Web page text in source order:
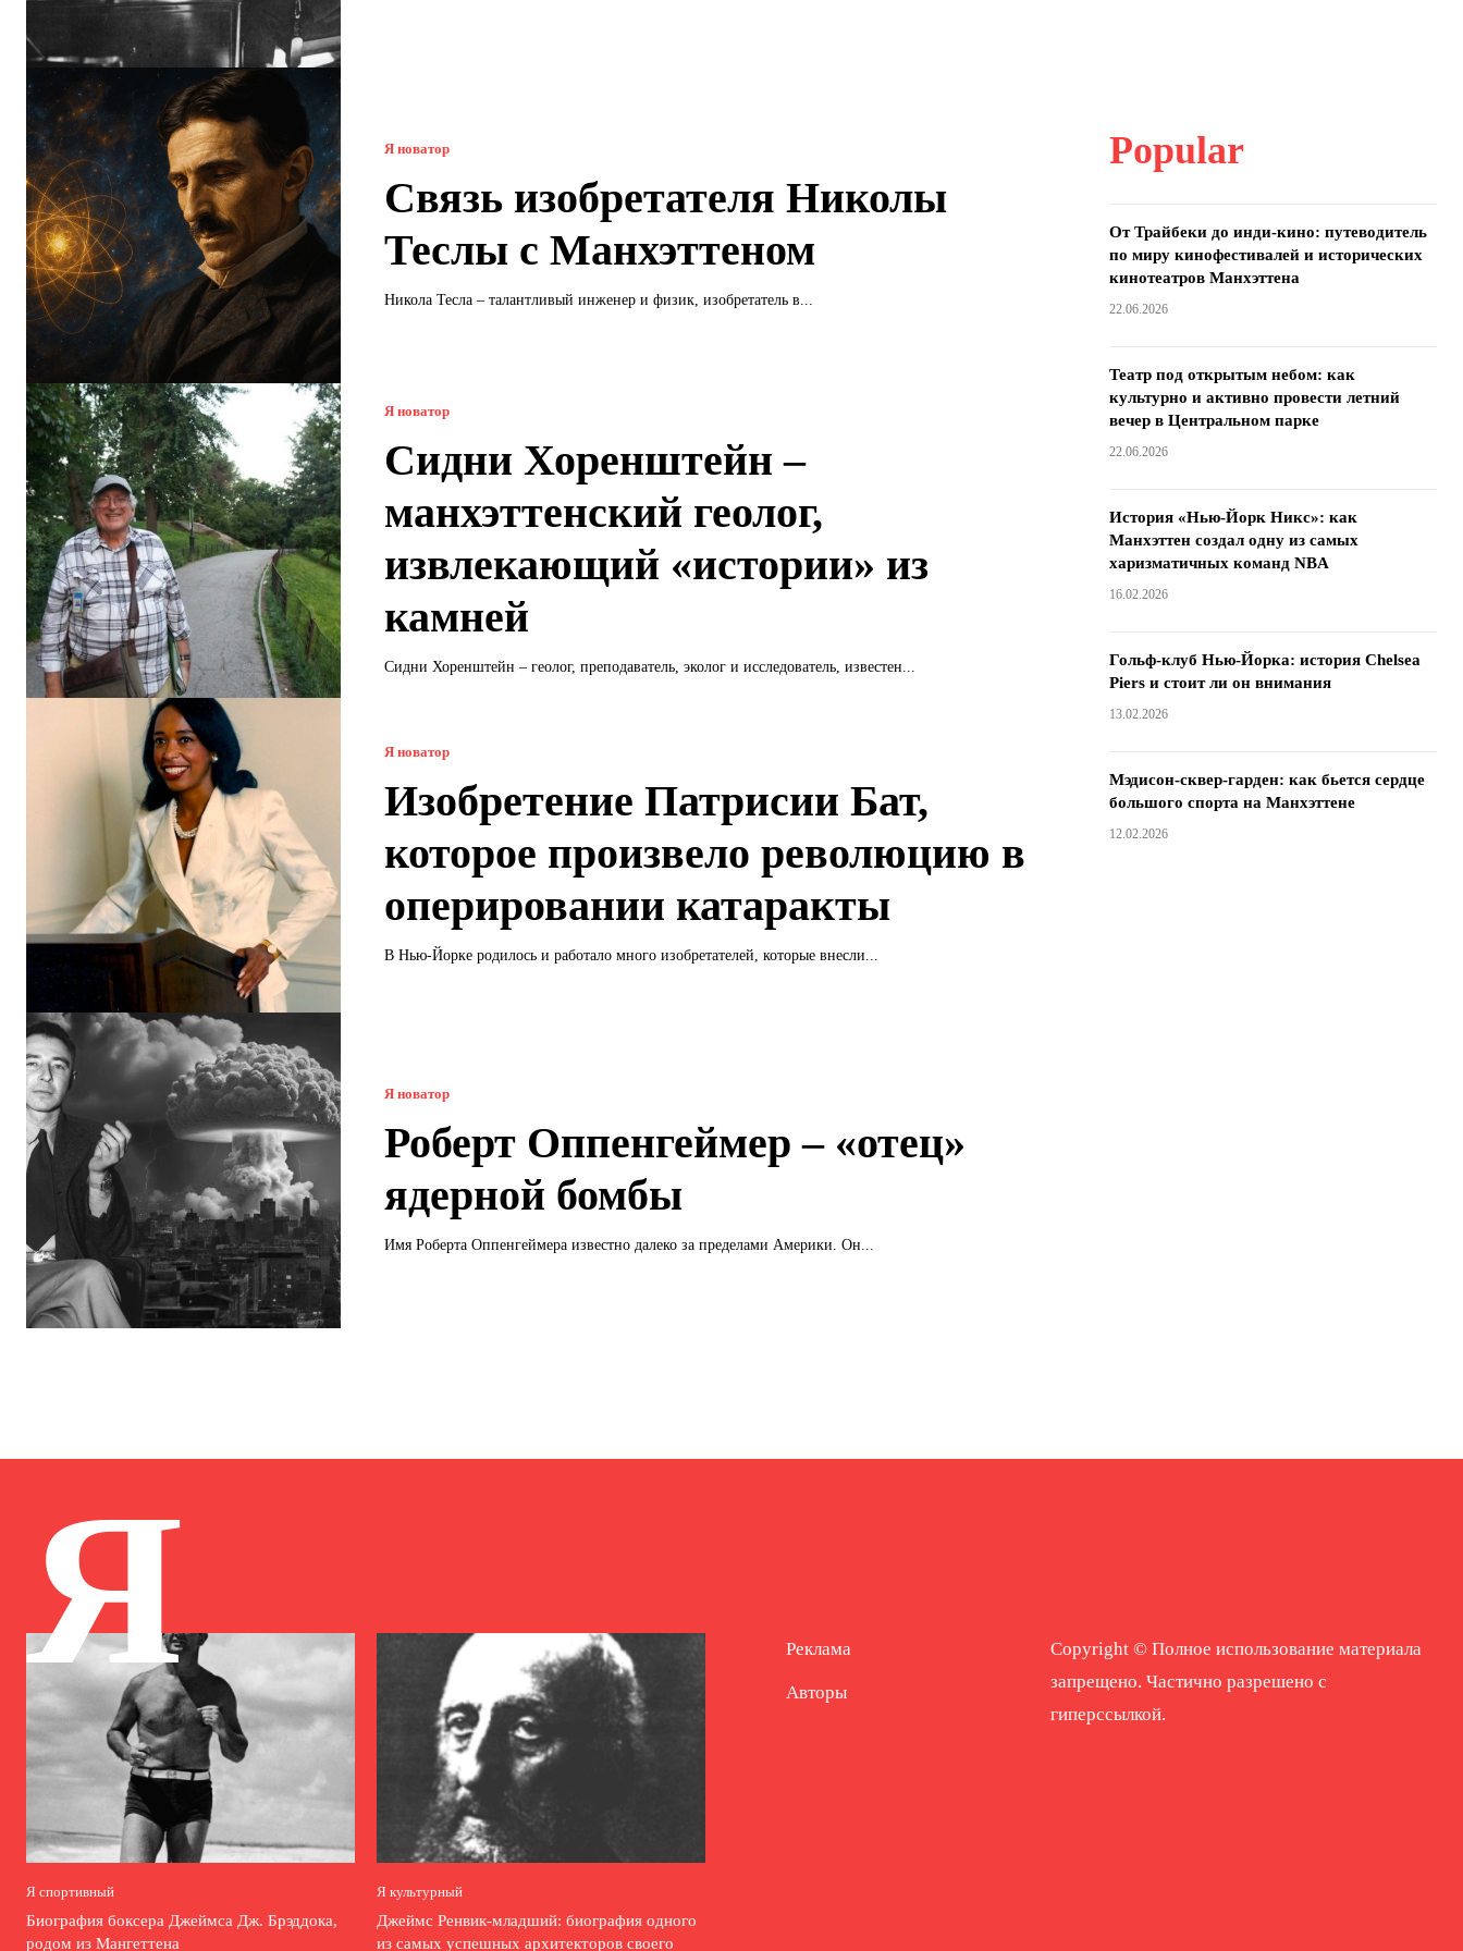
Я новатор
Связь изобретателя Николы
Теслы с Манхэттеном
Никола Тесла – талантливый инженер и физик, изобретатель в...
Я новатор
Сидни Хоренштейн –
манхэттенский геолог,
извлекающий «истории» из
камней
Сидни Хоренштейн – геолог, преподаватель, эколог и исследователь, известен...
Я новатор
Изобретение Патрисии Бат,
которое произвело революцию в
оперировании катаракты
В Нью-Йорке родилось и работало много изобретателей, которые внесли...
Я новатор
Роберт Оппенгеймер – «отец»
ядерной бомбы
Имя Роберта Оппенгеймера известно далеко за пределами Америки. Он...
Popular
От Трайбеки до инди-кино: путеводитель
по миру кинофестивалей и исторических
кинотеатров Манхэттена
22.06.2026
Театр под открытым небом: как
культурно и активно провести летний
вечер в Центральном парке
22.06.2026
История «Нью-Йорк Никс»: как
Манхэттен создал одну из самых
харизматичных команд NBA
16.02.2026
Гольф-клуб Нью-Йорка: история Chelsea
Piers и стоит ли он внимания
13.02.2026
Мэдисон-сквер-гарден: как бьется сердце
большого спорта на Манхэттене
12.02.2026
Я
Я спортивный
Биография боксера Джеймса Дж. Брэддока,
родом из Мангеттена
Я культурный
Джеймс Ренвик-младший: биография одного
из самых успешных архитекторов своего
Реклама
Авторы
Copyright © Полное использование материала
запрещено. Частично разрешено с
гиперссылкой.